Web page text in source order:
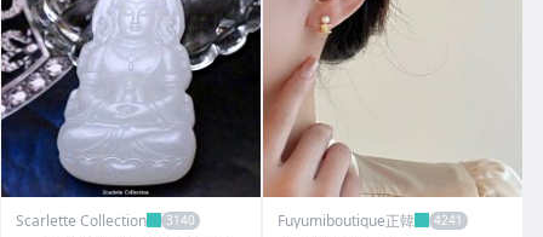
Scarlette Collection Fuyumiboutique正韓